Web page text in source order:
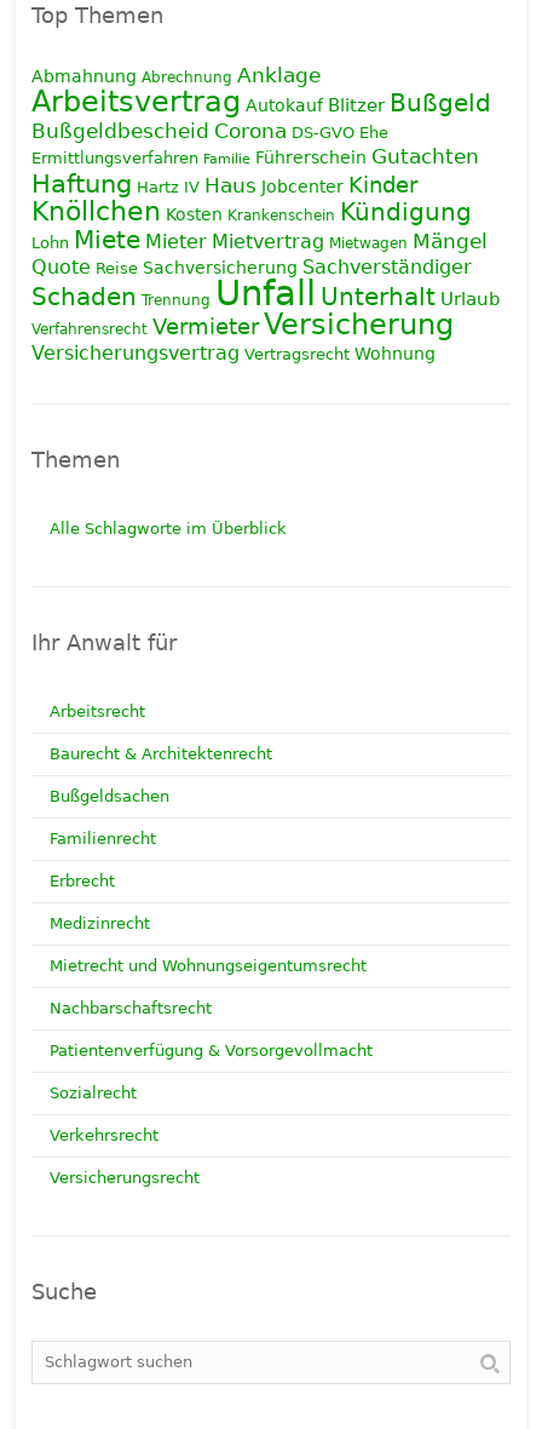
Top Themen
Abmahnung Abrechnung Anklage
Arbeitsvertrag Autokauf Blitzer Bußgeld
Bußgeldbescheid Corona DS-GVO Ehe
Ermittlungsverfahren Familie Führerschein Gutachten
Haftung Hartz IV Haus Jobcenter Kinder
Knöllchen Kosten Krankenschein Kündigung
Lohn Miete Mieter Mietvertrag Mietwagen Mängel
Quote Reise Sachversicherung Sachverständiger
Schaden Trennung Unfall Unterhalt Urlaub
Verfahrensrecht VermieterVersicherung
Versicherungsvertrag Vertragsrecht Wohnung
Themen
Alle Schlagworte im Überblick
Ihr Anwalt für
Arbeitsrecht
Baurecht & Architektenrecht
Bußgeldsachen
Familienrecht
Erbrecht
Medizinrecht
Mietrecht und Wohnungseigentumsrecht
Nachbarschaftsrecht
Patientenverfügung & Vorsorgevollmacht
Sozialrecht
Verkehrsrecht
Versicherungsrecht
Suche